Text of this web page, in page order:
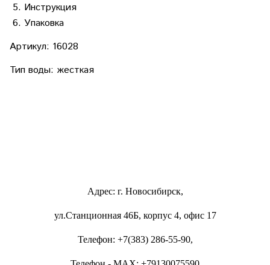
Инструкция
Упаковка
Артикул: 16028
Тип воды: жесткая
Адрес: г. Новосибирск,
ул.Станционная 46Б, корпус 4, офис 17
Телефон: +7(383) 286-55-90,